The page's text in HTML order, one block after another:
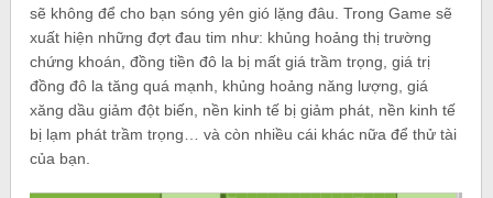
sẽ không để cho bạn sóng yên gió lặng đâu. Trong Game sẽ
xuất hiện những đợt đau tim như: khủng hoảng thị trường
chứng khoán, đồng tiền đô la bị mất giá trầm trọng, giá trị
đồng đô la tăng quá mạnh, khủng hoảng năng lượng, giá
xăng dầu giảm đột biến, nền kinh tế bị giảm phát, nền kinh tế
bị lạm phát trầm trọng… và còn nhiều cái khác nữa để thử tài
của bạn.